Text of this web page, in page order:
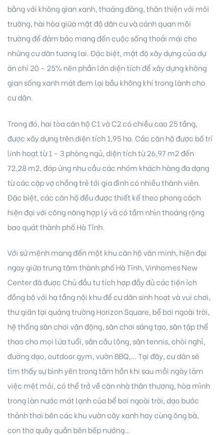
bằng với không gian xanh, thoáng đãng, thân thiện với môi
trường, hài hòa giữa mật độ dân cư và cảnh quan môi
trường để đảm bảo mang đến cuộc sống thoải mái cho
những cư dân tương lai. Đặc biệt, mật độ xây dựng của dự
án chỉ 20 – 25% nên phần lớn diện tích để xây dựng không
gian sống xanh mát đem lại bầu không khí trong lành cho
cư dân.
Trong đó, hai tòa căn hộ C1 và C2 có chiều cao 25 tầng,
được xây dựng trên diện tích 1,95 ha. Các căn hộ được bố trí
linh hoạt từ 1 – 3 phòng ngủ, diện tích từ 26,97 m2 đến
72,28 m2, đáp ứng nhu cầu các nhóm khách hàng đa dạng
từ các cặp vợ chồng trẻ tới gia đình có nhiều thành viên.
Đặc biệt, các căn hộ đều được thiết kế theo phong cách
hiện đại với công năng hợp lý và có tầm nhìn thoáng rộng
bao quát thành phố Hà Tĩnh.
Với sứ mệnh mang đến một khu căn hộ văn minh, hiện đại
ngay giữa trung tâm thành phố Hà Tĩnh, Vinhomes New
Center đã được Chủ đầu tư tích hợp đầy đủ các tiện ích
đồng bộ với hạ tầng nội khu để cư dân sinh hoạt và vui chơi,
thư giãn tại quảng trường Horizon Square, bể bơi ngoài trời,
hệ thống sân chơi vận động, sân chơi sáng tạo, sân tập thể
thao cho mọi lứa tuổi, sân cầu lông, sân tennis, chòi nghỉ,
đường dạo, outdoor gym, vườn BBQ,… Tại đây, cư dân sẽ
tìm thấy sự bình yên trong tâm hồn khi sau mỗi ngày làm
việc mệt mỏi, có thể trở về căn nhà thân thương, hòa mình
trong làn nước mát lạnh của bể bơi ngoài trời, dạo bước
thảnh thơi bên các khu vườn cây xanh hay cùng ông bà,
con thơ quây quần bên bếp nướng…